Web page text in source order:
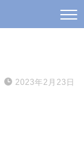
2023年2月23日